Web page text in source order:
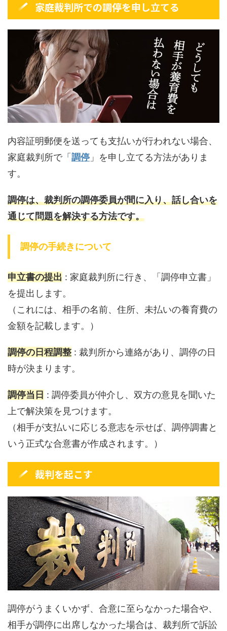
家庭裁判所での調停を申し立てる
内容証明郵便を送っても支払いが行われない場合、
家庭裁判所で「 調停 」を申し立てる方法がありま
す。
調停は、裁判所の調停委員が間に入り、話し合いを
通じて問題を解決する方法です。
調停の手続きについて
申立書の提出 : 家庭裁判所に行き、「調停申立書」
を提出します。
（これには、相手の名前、住所、未払いの養育費の
金額を記載します。）
調停の日程調整 : 裁判所から連絡があり、調停の日
時が決まります。
調停当日 : 調停委員が仲介し、双方の意見を聞いた
上で解決策を見つけます。
（相手が支払いに応じる意志を示せば、調停調書と
いう正式な合意書が作成されます。）
裁判を起こす
調停がうまくいかず、合意に至らなかった場合や、
相手が調停に出席しなかった場合は、裁判所で訴訟